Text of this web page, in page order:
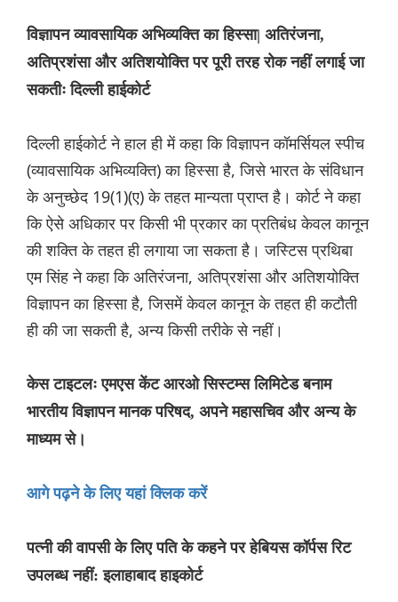
विज्ञापन व्यावसायिक अभिव्यक्ति का हिस्सा| अतिरंजना,
अतिप्रशंसा और अतिशयोक्ति पर पूरी तरह रोक नहीं लगाई जा
सकतीः दिल्ली हाईकोर्ट
दिल्ली हाईकोर्ट ने हाल ही में कहा कि विज्ञापन कॉमर्सियल स्पीच
(व्यावसायिक अभिव्यक्ति) का हिस्सा है, जिसे भारत के संविधान
के अनुच्छेद 19(1)(ए) के तहत मान्यता प्राप्त है। कोर्ट ने कहा
कि ऐसे अधिकार पर किसी भी प्रकार का प्रतिबंध केवल कानून
की शक्ति के तहत ही लगाया जा सकता है। जस्टिस प्रथिबा
एम सिंह ने कहा कि अतिरंजना, अतिप्रशंसा और अतिशयोक्ति
विज्ञापन का हिस्सा है, जिसमें केवल कानून के तहत ही कटौती
ही की जा सकती है, अन्य किसी तरीके से नहीं।
केस टाइटलः एमएस केंट आरओ सिस्टम्स लिमिटेड बनाम
भारतीय विज्ञापन मानक परिषद, अपने महासचिव और अन्य के
माध्यम से।
आगे पढ़ने के लिए यहां क्लिक करें
पत्नी की वापसी के लिए पति के कहने पर हेबियस कॉर्पस रिट
उपलब्ध नहीं: इलाहाबाद हाइकोर्ट